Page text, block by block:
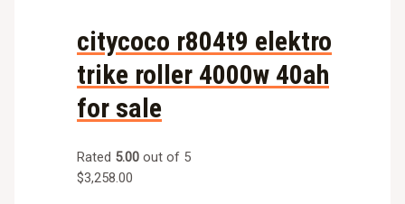
citycoco r804t9 elektro
trike roller 4000w 40ah
for sale
Rated 5.00 out of 5
$3,258.00